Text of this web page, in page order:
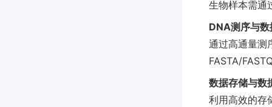
生物样本需通
DNA测序与
通过高通量测
FASTA/
数据存储与数
利用高效的存